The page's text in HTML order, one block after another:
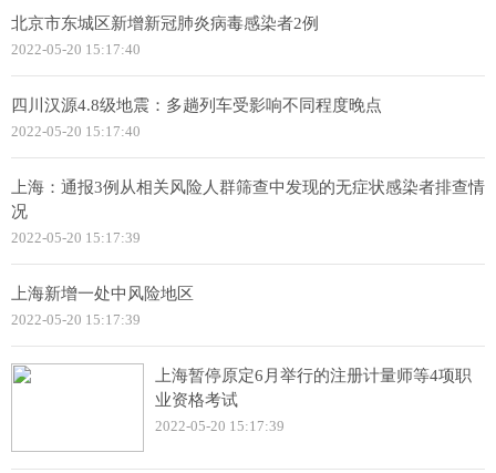
北京市东城区新增新冠肺炎病毒感染者2例
2022-05-20 15:17:40
四川汉源4.8级地震：多趟列车受影响不同程度晚点
2022-05-20 15:17:40
上海：通报3例从相关风险人群筛查中发现的无症状感染者排查情
况
2022-05-20 15:17:39
上海新增一处中风险地区
2022-05-20 15:17:39
上海暂停原定6月举行的注册计量师等4项职
业资格考试
2022-05-20 15:17:39